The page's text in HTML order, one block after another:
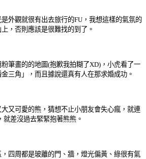
外觀就很有出去旅行的FU，我想這樣的氣氛的
，否則應該是很難找的到了。
筆畫的的地圖(抱歉我拍糊了XD)，小虎看了一
金三角」，而且據說還真有人在那求婚成功。
又可愛的熊，猜想不止小朋友會失心瘋，就連
差沒過去緊緊抱著熊熊。
四周都是玻離的門、牆，燈光偏黃、綠很有氣